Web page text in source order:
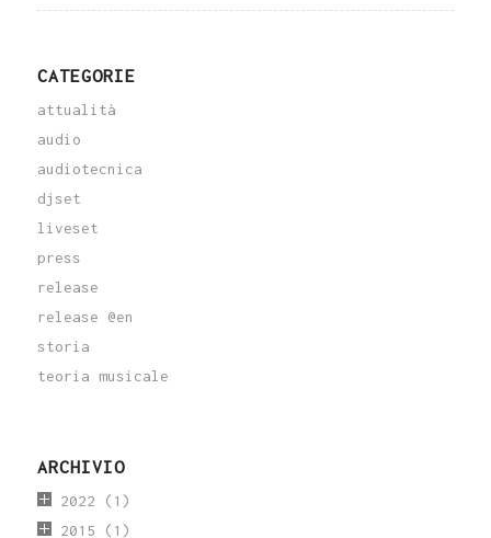
CATEGORIE
attualità
audio
audiotecnica
djset
liveset
press
release
release @en
storia
teoria musicale
ARCHIVIO
2022 (1)
2015 (1)